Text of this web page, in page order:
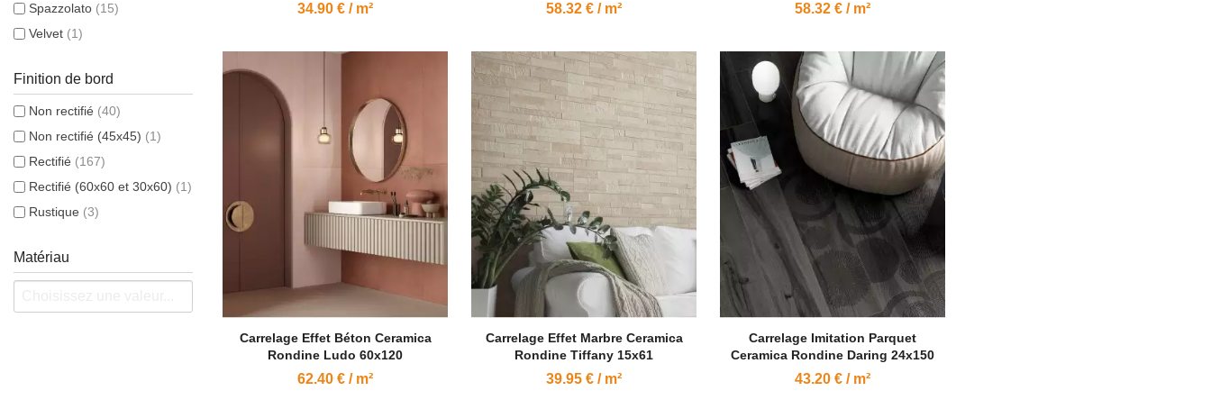
Spazzolato (15)
Velvet (1)
Finition de bord
Non rectifié (40)
Non rectifié (45x45) (1)
Rectifié (167)
Rectifié (60x60 et 30x60) (1)
Rustique (3)
Matériau
34.90 € / m² 58.32 € / m² 58.32 € / m²
Carrelage Effet Béton Ceramica
Rondine Ludo 60x120
62.40 € / m²
Carrelage Effet Marbre Ceramica
Rondine Tiffany 15x61
39.95 € / m²
Carrelage Imitation Parquet
Ceramica Rondine Daring 24x150
43.20 € / m²